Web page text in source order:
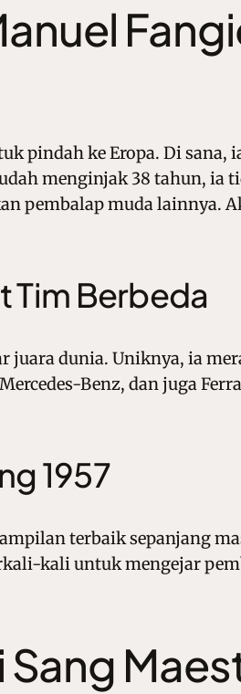
pindah ke Eropa. Di
menginjak 38 tahun, ia
pembalap muda lainnya.
Tim Berbeda
dunia. Uniknya, ia
Benz, dan juga
1957
terbaik sepanjang
kali untuk mengejar
Sang